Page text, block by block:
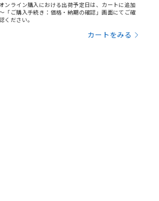
オンライン購入における出荷予定日は、カートに追加
「ご購入手続き：価格・納期の確認」画面にてご確
ください。
カートをみる